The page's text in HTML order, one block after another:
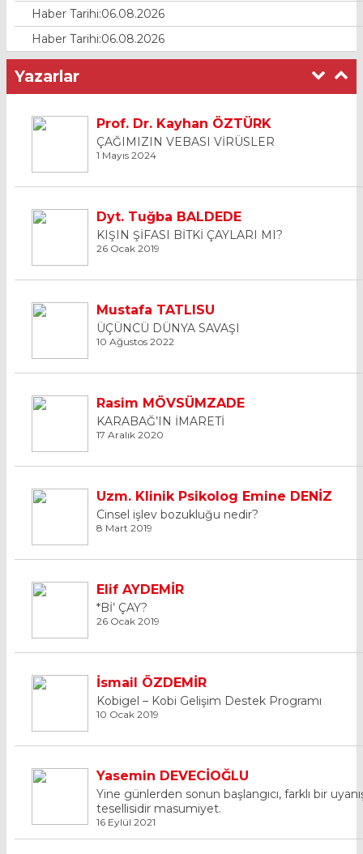
Haber Tarihi:06.08.2026
Haber Tarihi:06.08.2026
Yazarlar
Prof. Dr. Kayhan ÖZTÜRK
ÇAĞIMIZIN VEBASI VİRÜSLER
1 Mayıs 2024
Dyt. Tuğba BALDEDE
KIŞIN ŞİFASI BİTKİ ÇAYLARI MI?
26 Ocak 2019
Mustafa TATLISU
ÜÇÜNCÜ DÜNYA SAVAŞI
10 Ağustos 2022
Rasim MÖVSÜMZADE
KARABAĞ’IN İMARETİ
17 Aralık 2020
Uzm. Klinik Psikolog Emine DENİZ
Cinsel işlev bozukluğu nedir?
8 Mart 2019
Elif AYDEMİR
*Bİ’ ÇAY?
26 Ocak 2019
İsmail ÖZDEMİR
Kobigel – Kobi Gelişim Destek Programı
10 Ocak 2019
Yasemin DEVECİOĞLU
Yine günlerden sonun başlangıcı, farklı bir
tesellisidir masumiyet.
16 Eylül 2021